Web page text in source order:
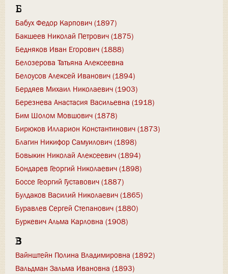
Б
Бабух Федор Карпович (1897)
Бакшеев Николай Петрович (1875)
Бедняков Иван Егорович (1888)
Белозерова Татьяна Алексеевна
Белоусов Алексей Иванович (1894)
Бердяев Михаил Николаевич (1903)
Березнева Анастасия Васильевна (1918)
Бим Шолом Мовшович (1878)
Бирюков Илларион Константинович (1873)
Благин Никифор Самуилович (1898)
Бовыкин Николай Алексеевич (1894)
Бондарев Георгий Николаевич (1898)
Боссе Георгий Густавович (1887)
Булдаков Василий Николаевич (1865)
Буравлев Сергей Степанович (1880)
Буркевич Альма Карловна (1908)
В
Вайнштейн Полина Владимировна (1892)
Вальдман Зальма Ивановна (1893)